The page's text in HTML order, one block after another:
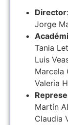
Director:
Jorge
Tania
Luis
Marcela
Valeria
Martín
Claudia